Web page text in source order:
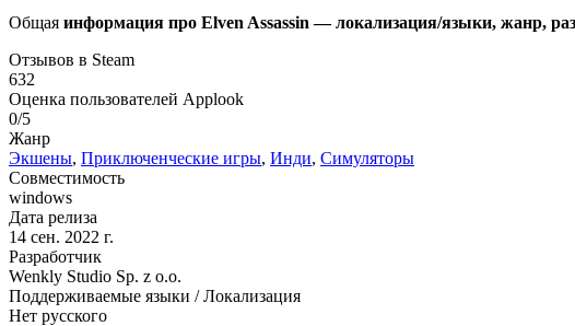
Общая информация про Elven Assassin — локализация/языки, жанр,
Отзывов в Steam
632
Оценка пользователей Applook
0/5
Жанр
Экшены, Приключенческие игры, Инди, Симуляторы
Совместимость
windows
Дата релиза
14 сен. 2022 г.
Разработчик
Wenkly Studio Sp. z o.o.
Поддерживаемые языки / Локализация
Нет русского